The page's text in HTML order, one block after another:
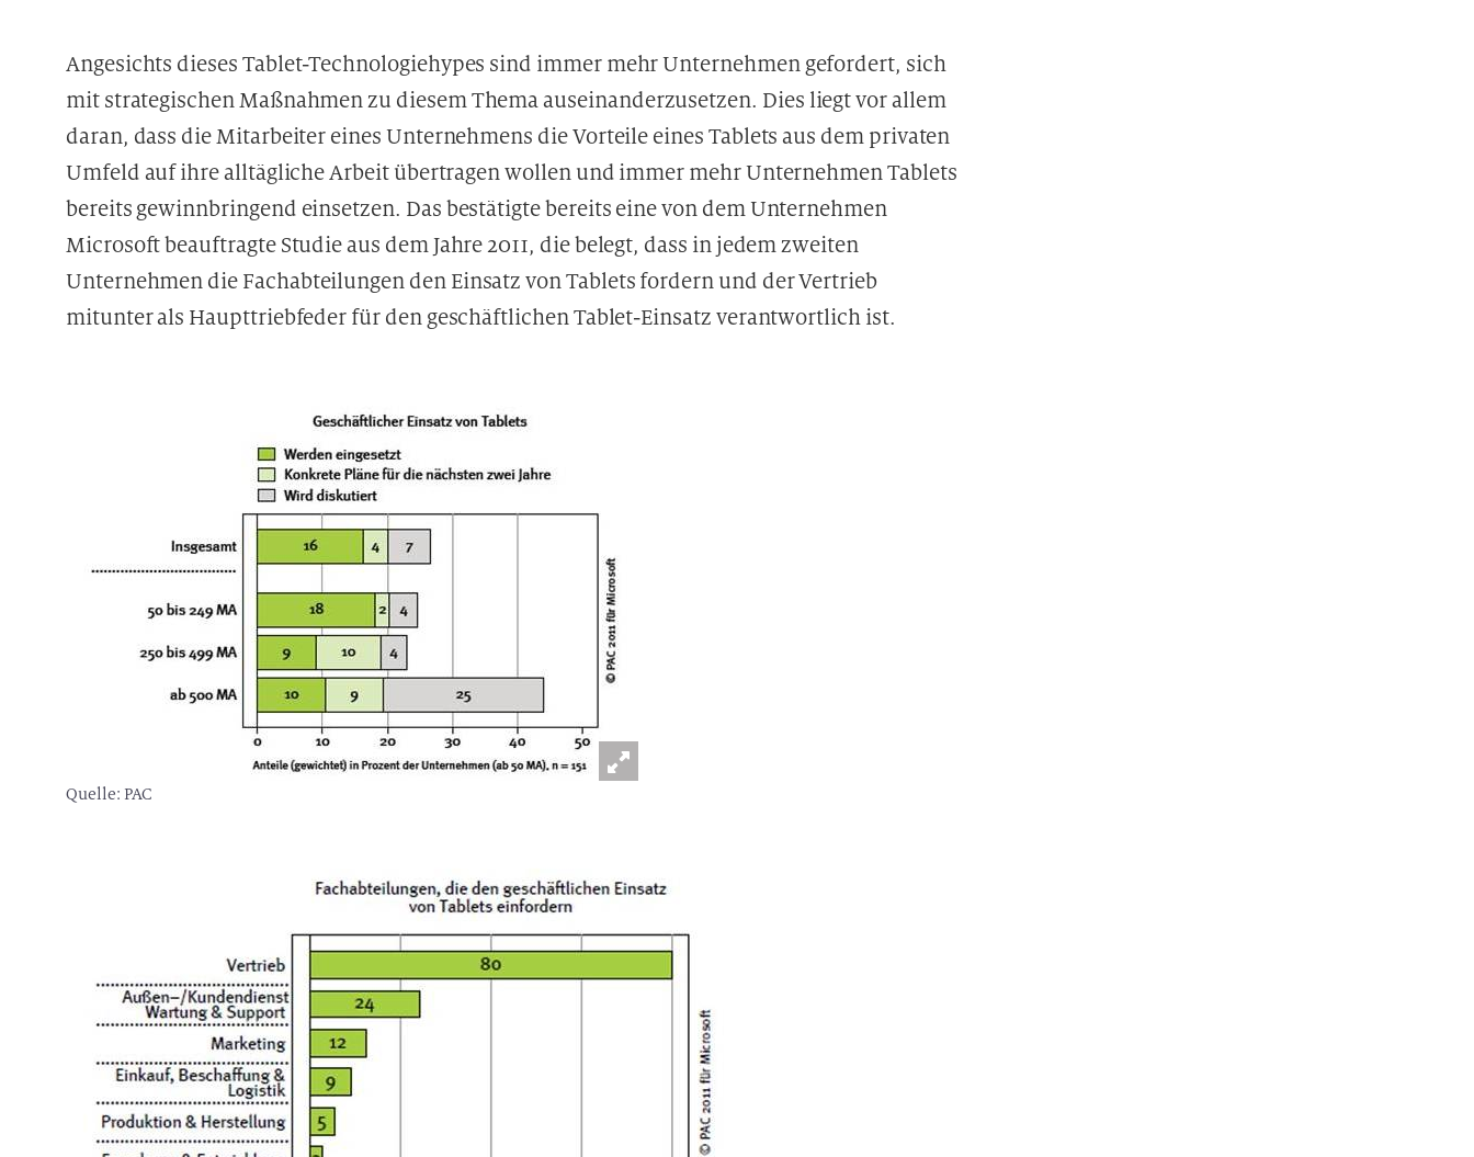
Angesichts dieses Tablet-Technologiehypes sind immer mehr Unternehmen gefordert, sich
mit strategischen Maßnahmen zu diesem Thema auseinanderzusetzen. Dies liegt vor allem
daran, dass die Mitarbeiter eines Unternehmens die Vorteile eines Tablets aus dem privaten
Umfeld auf ihre alltägliche Arbeit übertragen wollen und immer mehr Unternehmen Tablets
bereits gewinnbringend einsetzen. Das bestätigte bereits eine von dem Unternehmen
Microsoft beauftragte Studie aus dem Jahre 2011, die belegt, dass in jedem zweiten
Unternehmen die Fachabteilungen den Einsatz von Tablets fordern und der Vertrieb
mitunter als Haupttriebfeder für den geschäftlichen Tablet-Einsatz verantwortlich ist.
Quelle: PAC